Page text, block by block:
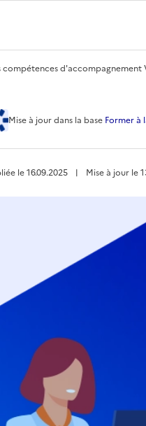
la page d'accueil
d'accompagnement
Mise à jourdans la base Former à
le16.09.2025 ︱ Mise à jour le